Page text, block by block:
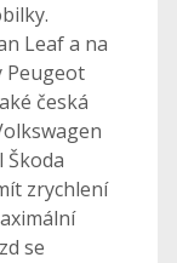
Leaf a na
Peugeot
česká
zrychlení
se